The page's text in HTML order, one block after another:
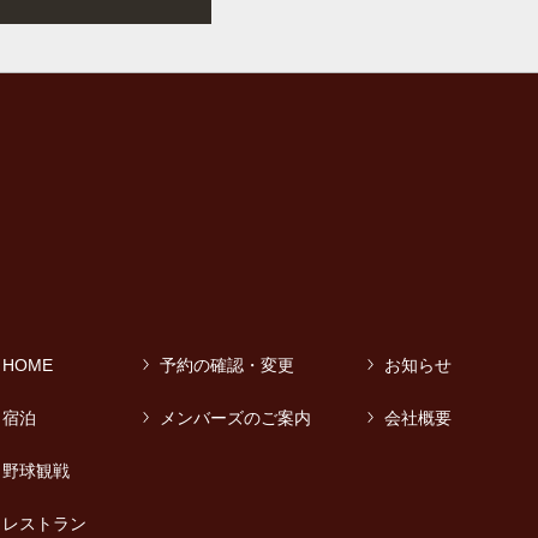
HOME
宿泊
野球観戦
レストラン
予約の確認・変更
メンバーズのご案内
お知らせ
会社概要